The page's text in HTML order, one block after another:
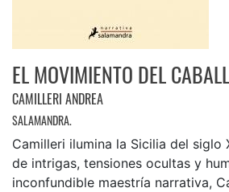
EL MOVIMIENTO DEL
CAMILLERI ANDREA
SALAMANDRA.
Camilleri ilumina la Sicilia del siglo
de intrigas, tensiones ocultas y
inconfundible maestría narrativa,